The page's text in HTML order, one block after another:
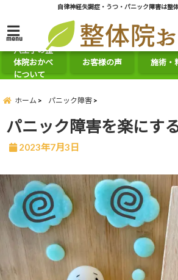
自律神経失調症・うつ・パニック障害は整
menu
八王子の整
体院おかべ
について
お客様の声 施術・
ホーム パニック障害
パニック障害を楽にす
2023年7月3日